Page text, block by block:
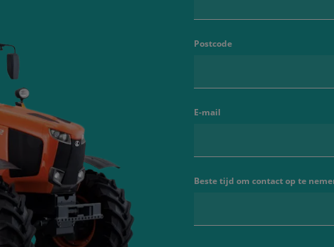
Postcode
E-mail
Beste tijd om contact op te